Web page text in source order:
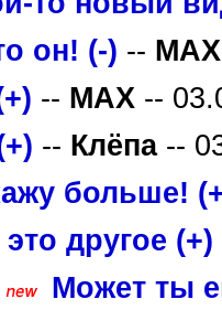
он! (-) -- MAX
-- MAX --
-- Клёпа--
больше!
это другое (+)
Может ты